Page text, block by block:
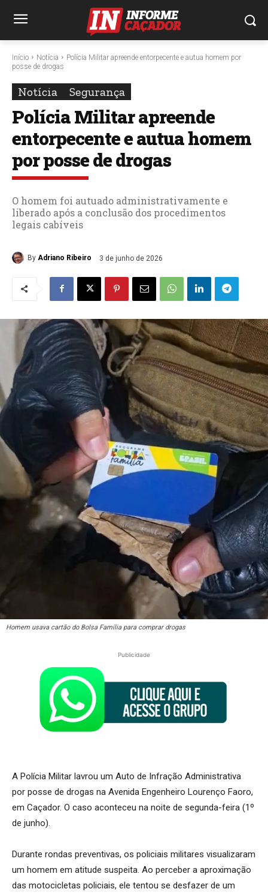
Início Notícia
Polícia Militar apreende entorpecente e autua homem por
posse de drogas
Notícia Segurança
Polícia Militar apreende
entorpecente e autua homem
por posse de drogas
O homem foi autuado administrativamente e
liberado após a conclusão dos procedimentos
legais cabíveis
By Adriano Ribeiro 3 de junho de 2026
Homem usava cartão do Bolsa Família para comprar drogas
Publicidade
A Polícia Militar lavrou um Auto de Infração Administrativa
por posse de drogas na Avenida Engenheiro Lourenço Faoro,
em Caçador. O caso aconteceu na noite de segunda-feira (1º
de junho).
Durante rondas preventivas, os policiais militares visualizaram
um homem em atitude suspeita. Ao perceber a aproximação
das motocicletas policiais, ele tentou se desfazer de um